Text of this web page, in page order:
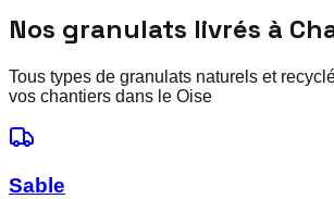
Nos granulats livrés à
Tous types de granulats naturels et
vos chantiers dans le Oise
Sable